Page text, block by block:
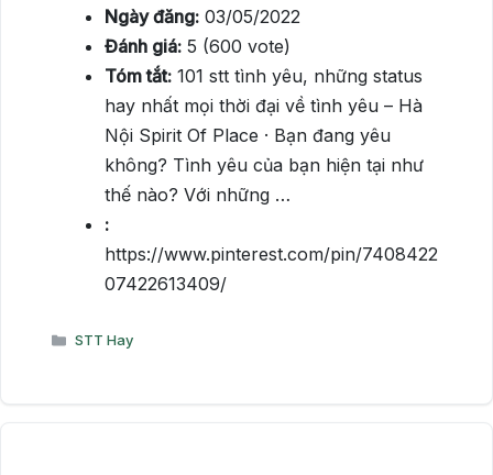
Ngày đăng: 03/05/2022
Đánh giá: 5 (600 vote)
Tóm tắt: 101 stt tình yêu, những status
hay nhất mọi thời đại về tình yêu – Hà
Nội Spirit Of Place · Bạn đang yêu
không? Tình yêu của bạn hiện tại như
thế nào? Với những …
:
https://www.pinterest.com/pin/7408422
07422613409/
Danh
STT Hay